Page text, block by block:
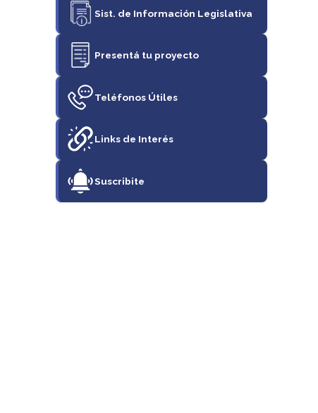
Sist. de Información Legislativa
Presentá tu proyecto
Teléfonos Útiles
Links de Interés
Suscribite